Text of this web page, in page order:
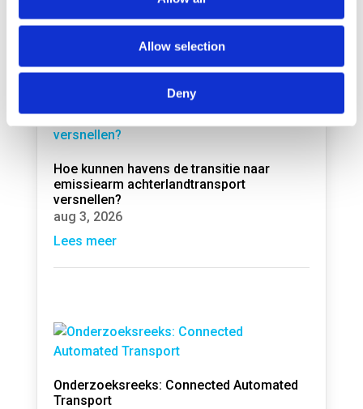
Allow selection
Deny
Hoe kunnen havens de transitie naar
emissiearm achterlandtransport
versnellen?
aug 3, 2026
Lees meer
Onderzoeksreeks: Connected Automated
Transport